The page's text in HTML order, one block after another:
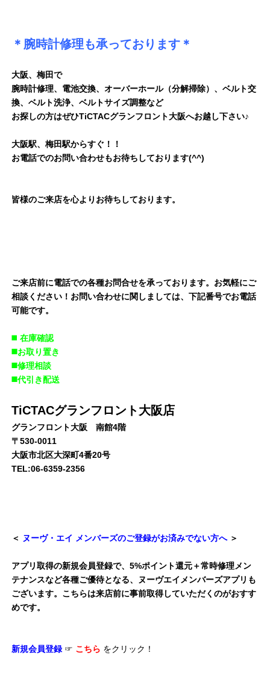
＊腕時計修理も承っております＊
大阪、梅田で
腕時計修理、電池交換、オーバーホール（分解掃除）、ベルト交
換、ベルト洗浄、ベルトサイズ調整など
お探しの方はぜひTiCTACグランフロント大阪へお越し下さい♪
大阪駅、梅田駅からすぐ！！
お電話でのお問い合わせもお待ちしております(^^)
皆様のご来店を心よりお待ちしております。
ご来店前に電話での各種お問合せを承っております。お気軽にご
相談ください！お問い合わせに関しましては、下記番号でお電話
可能です。
◼️ 在庫確認
◼️お取り置き
◼️修理相談
◼️代引き配送
TiCTACグランフロント大阪店
グランフロント大阪 南館4階
〒530-0011
大阪市北区大深町4番20号
TEL:06-6359-2356
＜ ヌーヴ・エイ メンバーズのご登録がお済みでない方へ ＞
アプリ取得の新規会員登録で、5%ポイント還元＋常時修理メン
テナンスなど各種ご優待となる、ヌーヴエイメンバーズアプリも
ございます。こちらは来店前に事前取得していただくのがおすす
めです。
新規会員登録 ☞ こちら をクリック！